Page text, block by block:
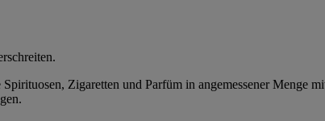
Zigaretten und Parfüm in angemessener Menge